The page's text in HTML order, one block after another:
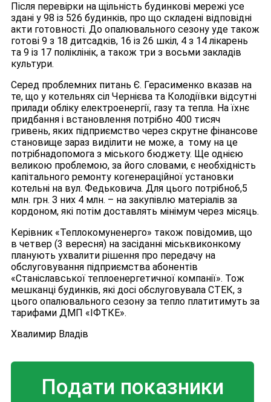
Після перевірки на щільність будинкові мережі усе
здані у 98 із 526 будинків, про що складені відповідні
акти готовності. До опалювального сезону уде також
готові 9 з 18 дитсадків, 16 із 26 шкіл, 4 з 14 лікарень
та 9 із 17 поліклінік, а також три з восьми закладів
культури.
Серед проблемних питань Є. Герасименко вказав на
те, що у котельнях сіл Чернієва та Колодіївки відсутні
прилади обліку електроенергії, газу та тепла. На їхнє
придбання і встановлення потрібно 400 тисяч
гривень, яких підприємство через скрутне фінансове
становище зараз виділити не може, а тому на це
потрібнадопомога з міського бюджету. Ще однією
великою проблемою, за його словами, є необхідність
капітального ремонту когенераційної установки
котельні на вул. Федьковича. Для цього потрібно6,5
млн. грн. З них 4 млн. – на закупівлю матеріалів за
кордоном, які потім доставлять мінімум через місяць.
Керівник «Теплокомуненерго» також повідомив, що
в четвер (3 вересня) на засіданні міськвиконкому
планують ухвалити рішення про передачу на
обслуговування підприємства абонентів
«Станіславської теплоенергетичної компанії». Тож
мешканці будинків, які досі обслуговувала СТЕК, з
цього опалювального сезону за тепло платитимуть за
тарифами ДМП «ІФТКЕ».
Хвалимир Владів
Подати показники